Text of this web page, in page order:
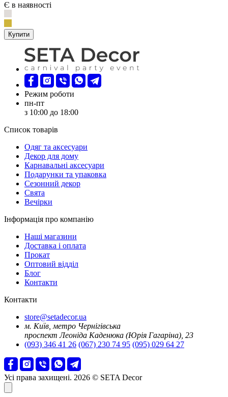
Є в наявності
Купити
Режим роботи
пн-пт
з 10:00 до 18:00
Список товарів
Oдяг та аксесуари
Декор для дому
Карнавальні аксесуари
Подарунки та упаковка
Сезонний декор
Свята
Вечірки
Інформація про компанію
Наші магазини
Доставка і оплата
Прокат
Оптовий відділ
Блог
Контакти
Контакти
store@setadecor.ua
м. Київ, метро Чернігівська
проспект Леоніда Каденюка (Юрія Гагаріна), 23
(093) 346 41 26 (067) 230 74 95 (095) 029 64 27
Усі права захищені. 2026 © SETA Decor